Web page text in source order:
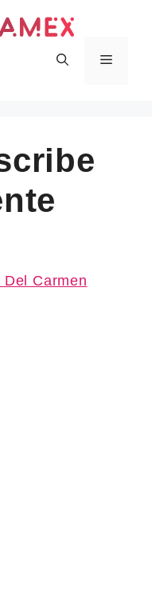
Menu
Del Carmen